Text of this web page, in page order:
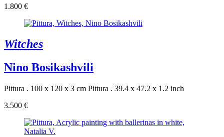
1.800 €
Witches
Nino Bosikashvili
Pittura . 100 x 120 x 3 cm Pittura . 39.4 x 47.2 x 1.2 inch
3.500 €